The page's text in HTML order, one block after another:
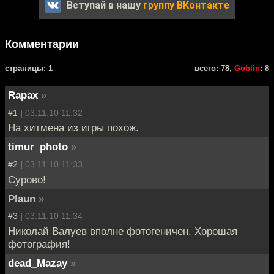
Вступай в нашу группу ВКонтакте
Комментарии
cтраницы: 1 всего: 78, Goblin: 8
Rapax »
#1 | 03.11.10 11:32
На хитмена из игры похож.
timur_photo »
#2 | 03.11.10 11:33
Сурово!
Plaun »
#3 | 03.11.10 11:34
Николай Валуев вполне фотогеничен. Хорошая
фотография!
dead_Mazay »